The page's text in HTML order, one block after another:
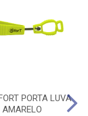
PORTA LUVA
AMARELO